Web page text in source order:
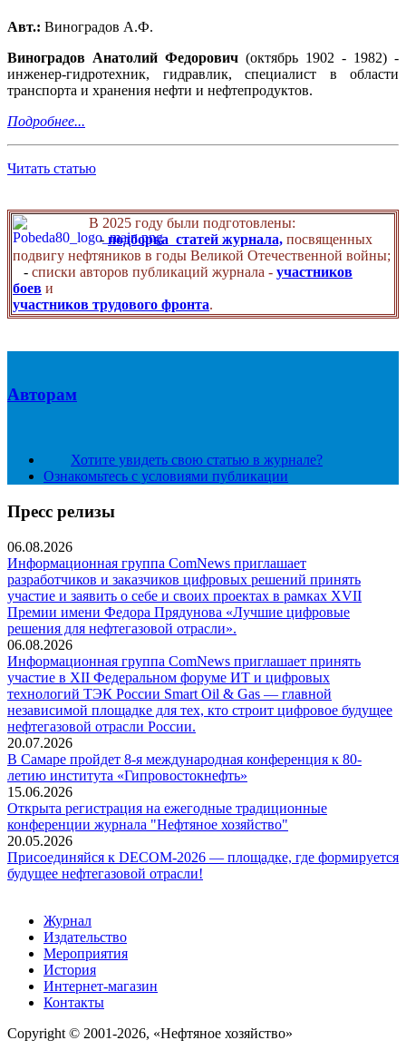
Авт.: Виноградов А.Ф.
Виноградов Анатолий Федорович (октябрь 1902 - 1982) -
инженер-гидротехник, гидравлик, специалист в области
транспорта и хранения нефти и нефтепродуктов.
Подробнее...
Читать статью
В 2025 году были подготовлены:
- подборка статей журнала, посвященных
подвигу нефтяников в годы Великой Отечественной войны;
- списки авторов публикаций журнала - участников
боев и
участников трудового фронта.
Авторам
Хотите увидеть свою статью в журнале?
Ознакомьтесь с условиями публикации
Пресс релизы
06.08.2026
Информационная группа ComNews приглашает
разработчиков и заказчиков цифровых решений принять
участие и заявить о себе и своих проектах в рамках XVII
Премии имени Федора Прядунова «Лучшие цифровые
решения для нефтегазовой отрасли».
06.08.2026
Информационная группа ComNews приглашает принять
участие в XII Федеральном форуме ИТ и цифровых
технологий ТЭК России Smart Oil & Gas — главной
независимой площадке для тех, кто строит цифровое будущее
нефтегазовой отрасли России.
20.07.2026
В Самаре пройдет 8-я международная конференция к 80-
летию института «Гипровостокнефть»
15.06.2026
Открыта регистрация на ежегодные традиционные
конференции журнала "Нефтяное хозяйство"
20.05.2026
Присоединяйся к DECOM-2026 — площадке, где формируется
будущее нефтегазовой отрасли!
Журнал
Издательство
Мероприятия
История
Интернет-магазин
Контакты
Copyright © 2001-2026, «Нефтяное хозяйство»